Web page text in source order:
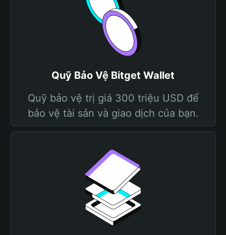
Quỹ Bảo Vệ Bitget Wallet
Quỹ bảo vệ trị giá 300 triệu USD để
bảo vệ tài sản và giao dịch của bạn.